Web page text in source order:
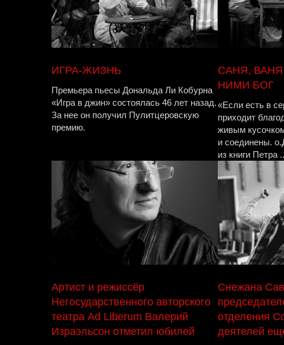
ИГРА-ЖИЗНЬ
Премьера пьесы Дональда Ли Кобурна
«Игра в джин» состоялась 46 лет назад.
За нее он получил Пулитцеровскую
премию.
САНЯ,
НИМИ БОГ
«Если есть в
приходит
живым
и соединены.
из книги Петра
Артист и режиссёр
Негосударственного авторского
театра Ad Liberum Валерий
Израэльсон отметил юбилей
Снежана
отделения
деятелей